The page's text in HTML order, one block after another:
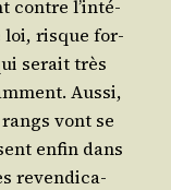
contre l’in­té­
loi, risque for­
serait très
Aus­si,
vont se
enfin dans
reven­di­ca­